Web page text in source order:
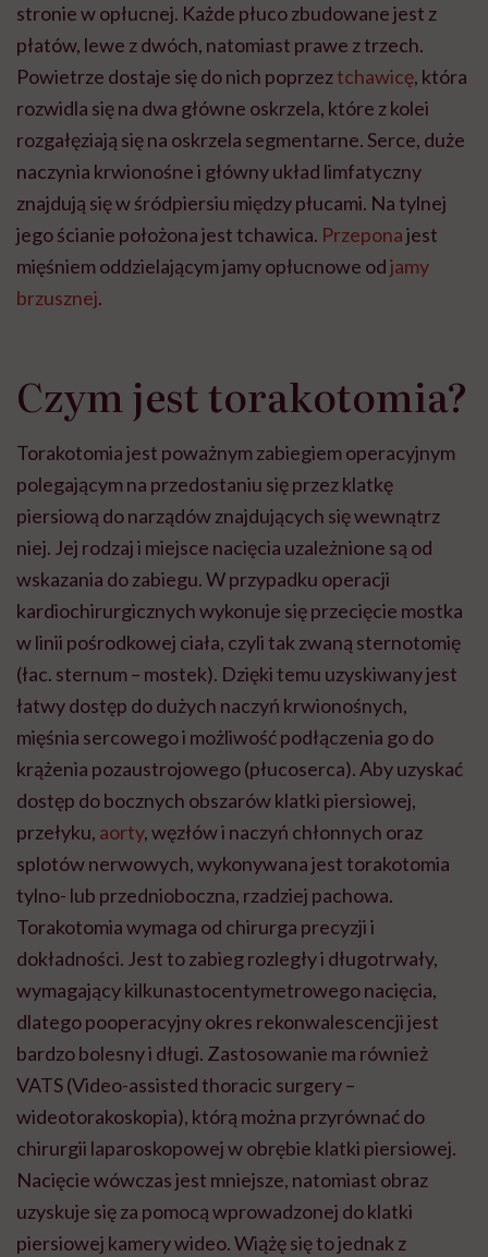
stronie w opłucnej. Każde płuco zbudowane jest z
płatów, lewe z dwóch, natomiast prawe z trzech.
Powietrze dostaje się do nich poprzeztchawicę, która
rozwidla się na dwa główne oskrzela, które z kolei
rozgałęziają się na oskrzela segmentarne. Serce, duże
naczynia krwionośne i główny układ limfatyczny
znajdują się w śródpiersiu między płucami. Na tylnej
jego ścianie położona jest tchawica. Przeponajest
mięśniem oddzielającym jamy opłucnowe odjamy
brzusznej.
Czym jest torakotomia?
Torakotomia jest poważnym zabiegiem operacyjnym
polegającym na przedostaniu się przez klatkę
piersiową do narządów znajdujących się wewnątrz
niej. Jej rodzaj i miejsce nacięcia uzależnione są od
wskazania do zabiegu. W przypadku operacji
kardiochirurgicznych wykonuje się przecięcie mostka
w linii pośrodkowej ciała, czyli tak zwaną sternotomię
(łac. sternum – mostek). Dzięki temu uzyskiwany jest
łatwy dostęp do dużych naczyń krwionośnych,
mięśnia sercowego i możliwość podłączenia go do
krążenia pozaustrojowego (płucoserca). Aby uzyskać
dostęp do bocznych obszarów klatki piersiowej,
przełyku, aorty, węzłów i naczyń chłonnych oraz
splotów nerwowych, wykonywana jest torakotomia
tylno- lub przednioboczna, rzadziej pachowa.
Torakotomia wymaga od chirurga precyzji i
dokładności. Jest to zabieg rozległy i długotrwały,
wymagający kilkunastocentymetrowego nacięcia,
dlatego pooperacyjny okres rekonwalescencji jest
bardzo bolesny i długi. Zastosowanie ma również
VATS (Video-assisted thoracic surgery –
wideotorakoskopia), którą można przyrównać do
chirurgii laparoskopowej w obrębie klatki piersiowej.
Nacięcie wówczas jest mniejsze, natomiast obraz
uzyskuje się za pomocą wprowadzonej do klatki
piersiowej kamery wideo. Wiążę się to jednak z